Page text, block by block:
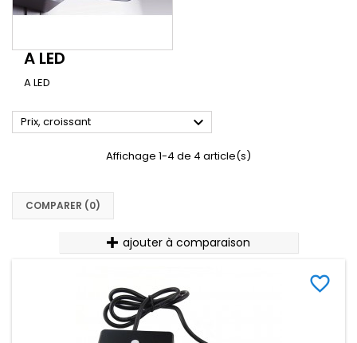
A LED
A LED
Prix, croissant 
Affichage 1-4 de 4 article(s)
COMPARER (0)‎
ajouter à comparaison
favorite_border